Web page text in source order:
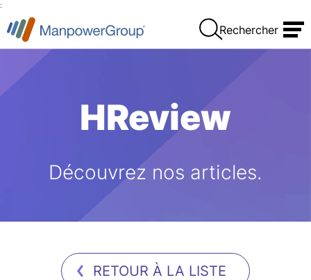
:
Rechercher
HReview
Découvrez nos articles.
RETOUR À LA LISTE